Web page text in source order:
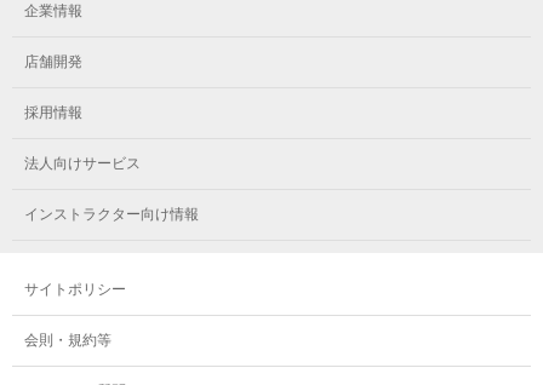
企業情報
店舗開発
採用情報
法人向けサービス
インストラクター向け情報
サイトポリシー
会則・規約等